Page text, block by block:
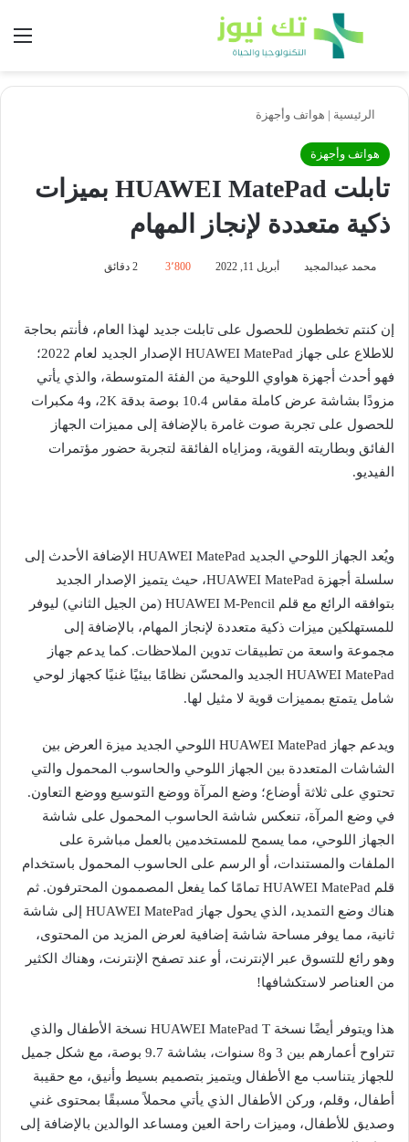
بحث عن
الرئيسية | هواتف وأجهزة
هواتف وأجهزة
تابلت HUAWEI MatePad بميزات
ذكية متعددة لإنجاز المهام
محمد عبدالمجيد أبريل 11, 2022 3٬800
إن كنتم تخططون للحصول على تابلت جديد لهذا العام، فأنتم بحاجة
للاطلاع على جهاز HUAWEI MatePad الإصدار الجديد لعام 2022؛
فهو أحدث أجهزة هواوي اللوحية من الفئة المتوسطة، والذي يأتي
مزودًا بشاشة عرض كاملة مقاس 10.4 بوصة بدقة 2K، و4 مكبرات
للحصول على تجربة صوت غامرة بالإضافة إلى مميزات الجهاز
الفائق وبطاريته القوية، ومزاياه الفائقة لتجربة حضور مؤتمرات
الفيديو.
ويُعد الجهاز اللوحي الجديد HUAWEI MatePad الإضافة الأحدث إلى
سلسلة أجهزة HUAWEI MatePad، حيث يتميز الإصدار الجديد
بتوافقه الرائع مع قلم HUAWEI M-Pencil (من الجيل الثاني) ليوفر
للمستهلكين ميزات ذكية متعددة لإنجاز المهام، بالإضافة إلى
مجموعة واسعة من تطبيقات تدوين الملاحظات. كما يدعم جهاز
HUAWEI MatePad الجديد والمحسّن نظامًا بيئيًا غنيًا كجهاز لوحي
شامل يتمتع بمميزات قوية لا مثيل لها.
ويدعم جهاز HUAWEI MatePad اللوحي الجديد ميزة العرض بين
الشاشات المتعددة بين الجهاز اللوحي والحاسوب المحمول والتي
تحتوي على ثلاثة أوضاع؛ وضع المرآة ووضع التوسيع ووضع التعاون.
في وضع المرآة، تنعكس شاشة الحاسوب المحمول على شاشة
الجهاز اللوحي، مما يسمح للمستخدمين بالعمل مباشرة على
الملفات والمستندات، أو الرسم على الحاسوب المحمول باستخدام
قلم HUAWEI MatePad تمامًا كما يفعل المصممون المحترفون. ثم
هناك وضع التمديد، الذي يحول جهاز HUAWEI MatePad إلى شاشة
ثانية، مما يوفر مساحة شاشة إضافية لعرض المزيد من المحتوى،
وهو رائع للتسوق عبر الإنترنت، أو عند تصفح الإنترنت، وهناك الكثير
من العناصر لاستكشافها!
هذا ويتوفر أيضًا نسخة HUAWEI MatePad T نسخة الأطفال والذي
تتراوح أعمارهم بين 3 و8 سنوات، بشاشة 9.7 بوصة، مع شكل جميل
للجهاز يتناسب مع الأطفال ويتميز بتصميم بسيط وأنيق، مع حقيبة
أطفال، وقلم، وركن الأطفال الذي يأتي محملاً مسبقًا بمحتوى غني
وصديق للأطفال، وميزات راحة العين ومساعد الوالدين بالإضافة إلى